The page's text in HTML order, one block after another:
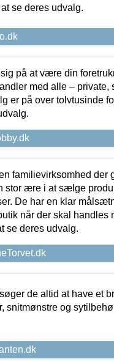
se deres udvalg.
på at være din
med alle – private,
er på over tolvtusinde
familievirksomhed der
stor ære i at sælge
De har en klar
når der skal handles
se deres udvalg.
de altid at have et
snitmønstre og